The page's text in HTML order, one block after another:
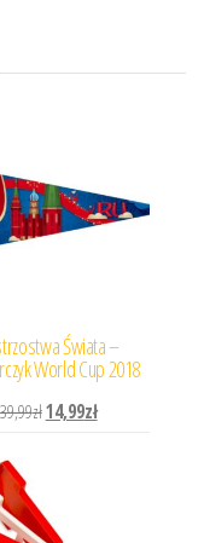
Świata –
World Cup 2018
39,99złPierwotna cena wynosiła:
14,99złAktualna cena